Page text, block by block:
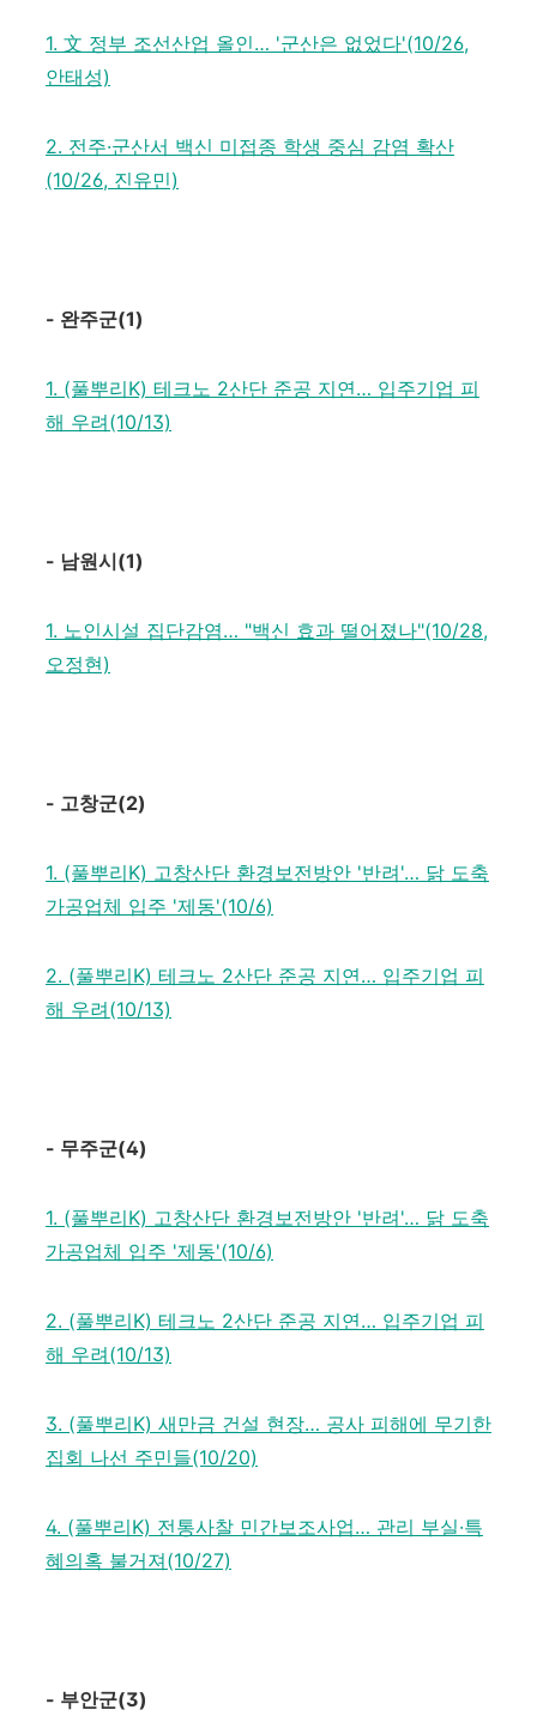
1. 文 정부 조선산업 올인… '군산은 없었다'(10/26,
안태성)
2. 전주·군산서 백신 미접종 학생 중심 감염 확산
(10/26, 진유민)
- 완주군(1)
1. (풀뿌리K) 테크노 2산단 준공 지연… 입주기업 피
해 우려(10/13)
- 남원시(1)
1. 노인시설 집단감염… "백신 효과 떨어졌나"(10/28,
오정현)
- 고창군(2)
1. (풀뿌리K) 고창산단 환경보전방안 '반려'… 닭 도축
가공업체 입주 '제동'(10/6)
2. (풀뿌리K) 테크노 2산단 준공 지연… 입주기업 피
해 우려(10/13)
- 무주군(4)
1. (풀뿌리K) 고창산단 환경보전방안 '반려'… 닭 도축
가공업체 입주 '제동'(10/6)
2. (풀뿌리K) 테크노 2산단 준공 지연… 입주기업 피
해 우려(10/13)
3. (풀뿌리K) 새만금 건설 현장… 공사 피해에 무기한
집회 나선 주민들(10/20)
4. (풀뿌리K) 전통사찰 민간보조사업… 관리 부실·특
혜의혹 불거져(10/27)
- 부안군(3)